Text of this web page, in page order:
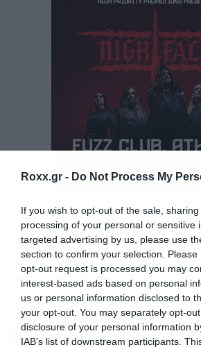
Roxx.gr - Do Not Process My
If you wish to opt-out of the sale,
processing of your personal or sensitive
targeted advertising by us, please use
section to confirm your selection.
opt-out request is processed you may
interest-based ads based on personal
us or personal information disclosed to
your opt-out. You may separately opt-
disclosure of your personal information
IAB’s list of downstream participants.
Δείτε αυτή τη δημοσίευση στο Instagram.
Tags: RELEASE ATHENS